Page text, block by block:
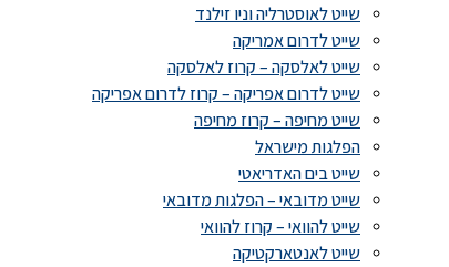
שייט לאוסטרליה וניו זילנד
שייט לדרום אמריקה
שייט לאלסקה – קרוז לאלסקה
שייט לדרום אפריקה – קרוז לדרום אפריקה
שייט מחיפה – קרוז מחיפה
הפלגות מישראל
שייט בים האדריאטי
שייט מדובאי – הפלגות מדובאי
שייט להוואי – קרוז להוואי
שייט לאנטארקטיקה